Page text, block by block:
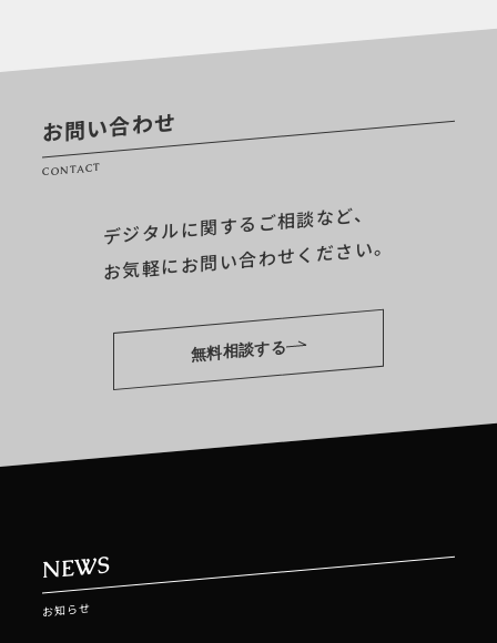
お問い合わせ
CONTACT
デジタルに関するご相談など、
お気軽にお問い合わせください。
無料相談する
NEWS
お知らせ